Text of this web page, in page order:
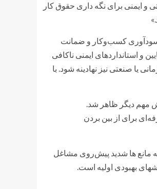
ایمنی برای نگه داری حقوق کار
سودآوری کسب‌وکار و ضمانت
و استانداردهای ایمنی ناکافی
یا صنعتی نیز نهادینه شود. با
مهم دیگر ظاهر شد.
برای از بین بردن
مانع ها شدید پیش‌روی مشاغل
بهبودی اولیه است.